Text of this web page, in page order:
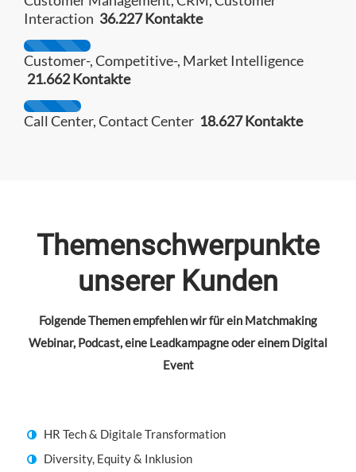
Interaction 36.227 Kontakte
Customer-, Competitive-, Market Intelligence
21.662 Kontakte
Call Center, Contact Center 18.627 Kontakte
Themenschwerpunkte
unserer Kunden
Folgende Themen empfehlen wir für ein Matchmaking
Webinar, Podcast, eine Leadkampagne oder einem Digital
Event
HR Tech & Digitale Transformation
Diversity, Equity & Inklusion